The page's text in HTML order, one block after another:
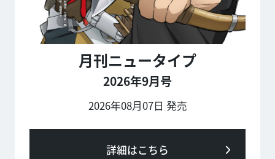
月刊ニュータイプ
2026年9月号
2026年08月07日 発売
詳細はこちら